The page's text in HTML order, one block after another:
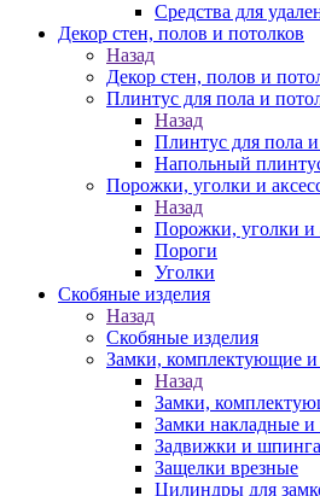
Средства для
Декор стен, полов и потолков
Назад
Декор стен, полов и
Плинтус для пола и
Назад
Плинтус для пола
Напольный
Порожки, уголки и
Назад
Порожки, уголки и
Пороги
Уголки
Скобяные изделия
Назад
Скобяные изделия
Замки, комплектующие и
Назад
Замки,
Замки накладные и
Задвижки и
Защелки врезные
Цилиндры для